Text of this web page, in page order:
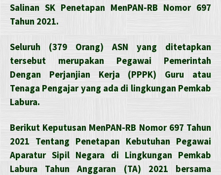
Salinan SK Penetapan MenPAN-RB Nomor 697
Tahun 2021.
Seluruh (379 Orang) ASN yang ditetapkan
tersebut merupakan Pegawai Pemerintah
Dengan Perjanjian Kerja (PPPK) Guru atau
Tenaga Pengajar yang ada di lingkungan Pemkab
Labura.
Berikut Keputusan MenPAN-RB Nomor 697 Tahun
2021 Tentang Penetapan Kebutuhan Pegawai
Aparatur Sipil Negara di Lingkungan Pemkab
Labura Tahun Anggaran (TA) 2021 bersama